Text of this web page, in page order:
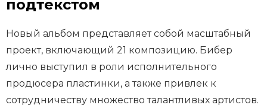
подтекстом
Новый альбом представляет собой масштабный
проект, включающий 21 композицию. Бибер
лично выступил в роли исполнительного
продюсера пластинки, а также привлек к
сотрудничеству множество талантливых артистов.